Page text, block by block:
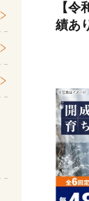
【
績あ
0kg
米